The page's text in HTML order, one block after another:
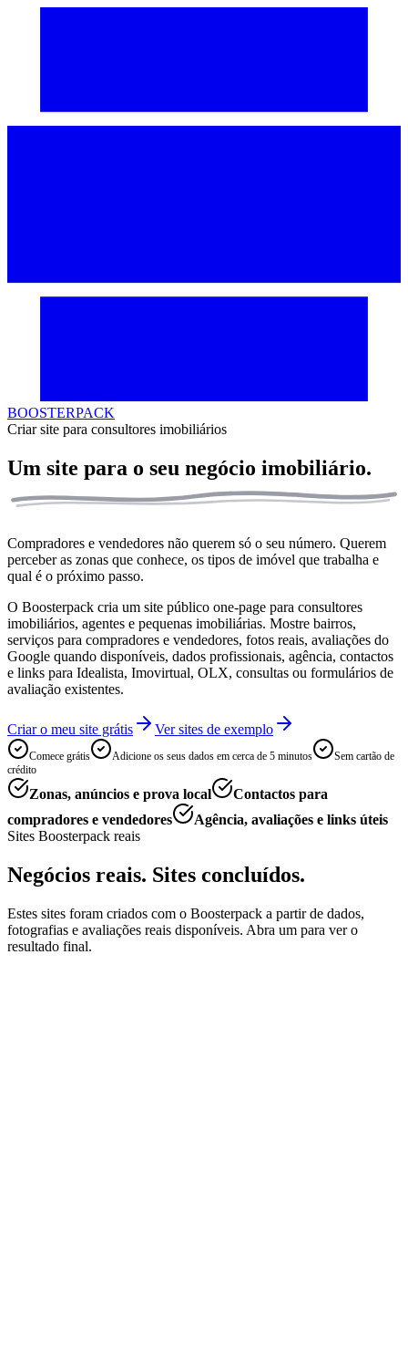
BOOSTERPACK
Criar site para consultores imobiliários
Um site para o seu negócio imobiliário.
Compradores e vendedores não querem só o seu número. Querem
perceber as zonas que conhece, os tipos de imóvel que trabalha e
qual é o próximo passo.
O Boosterpack cria um site público one-page para consultores
imobiliários, agentes e pequenas imobiliárias. Mostre bairros,
serviços para compradores e vendedores, fotos reais, avaliações do
Google quando disponíveis, dados profissionais, agência, contactos
e links para Idealista, Imovirtual, OLX, consultas ou formulários de
avaliação existentes.
Criar o meu site grátis Ver sites de exemplo
Comece grátis Adicione os seus dados em cerca de 5 minutos
Sem cartão de
crédito
Zonas, anúncios e prova local
Contactos para
compradores e vendedores
Agência, avaliações e links úteis
Sites Boosterpack reais
Negócios reais. Sites concluídos.
Estes sites foram criados com o Boosterpack a partir de dados,
fotografias e avaliações reais disponíveis. Abra um para ver o
resultado final.